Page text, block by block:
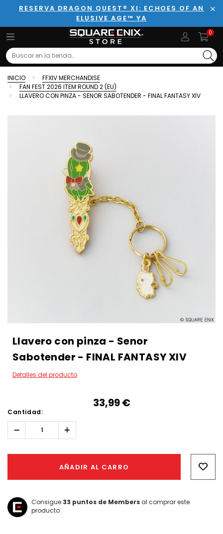
RESERVA DRAGON QUEST® XI: ECHOES OF AN
ELUSIVE AGE™ YA
0
Search
INICIO
FFXIV MERCHANDISE
FAN FEST 2026 ITEM ROUND 2 (EU)
LLAVERO CON PINZA - SENOR SABOTENDER - FINAL FANTASY XIV
Llavero con pinza - Senor
Sabotender - FINAL FANTASY XIV
Detalles del producto
33,99‎ ‎€
Cantidad:
Reducir
cantidad:
Aumentar
la
cantidad:
AÑADIR AL CARRO
Consigue 33 puntos de Membersal comprar este
producto.